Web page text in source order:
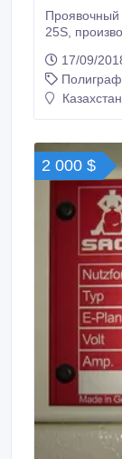
Проявочный
25S, производства Швейцария, 2001 года +
производства США, 2001
комплексно!.
17/09/
2 000 $